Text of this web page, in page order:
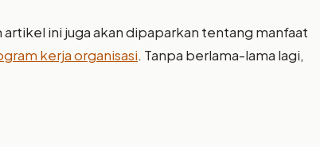
ini juga akan dipaparkan tentang manfaat
kerja organisasi. Tanpa berlama-lama lagi,